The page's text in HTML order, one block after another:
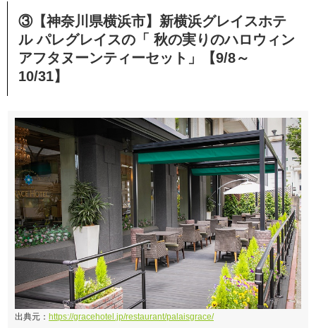
③【神奈川県横浜市】新横浜グレイスホテ
ル パレグレイスの「 秋の実りのハロウィン
アフタヌーンティーセット」【9/8～
10/31】
出典元： https://gracehotel.jp/restaurant/palaisgrace/